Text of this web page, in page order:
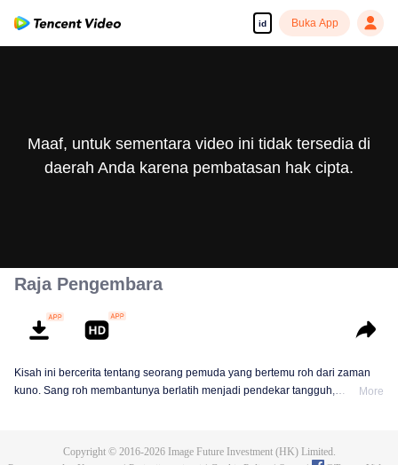
id Buka App
Maaf, untuk sementara video ini tidak tersedia di
daerah Anda karena pembatasan hak cipta.
Raja Pengembara
Kisah ini bercerita tentang seorang pemuda yang bertemu roh dari zaman
kuno. Sang roh membantunya berlatih menjadi pendekar tangguh,
juga penjaga seluruh benua.
More
Copyright © 2016-2026Image Future Investment (HK) Limited.